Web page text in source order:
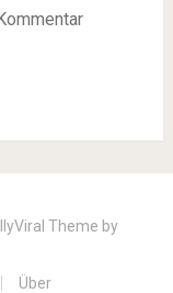
Theme by
Über